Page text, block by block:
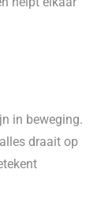
in beweging.
draait op